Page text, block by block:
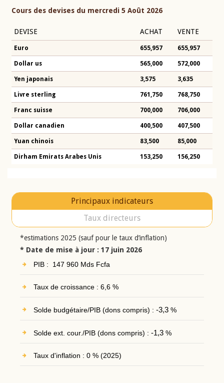
Cours des devises du mercredi 5 Août 2026
DEVISE ACHAT VENTE
Euro 655,957 655,957
Dollar us 565,000 572,000
Yen japonais 3,575 3,635
Livre sterling 761,750 768,750
Franc suisse 700,000 706,000
Dollar canadien 400,500 407,500
Yuan chinois 83,500 85,000
Dirham Emirats Arabes Unis 153,250 156,250
Principaux indicateurs
Taux directeurs
*estimations 2025 (sauf pour le taux d’inflation)
* Date de mise à jour : 17 juin 2026
PIB : 147 960 Mds Fcfa
Taux de croissance : 6,6 %
Solde budgétaire/PIB (dons compris) : -3,3%
Solde ext. cour./PIB (dons compris) : -1,3%
Taux d'inflation : 0 % (2025)